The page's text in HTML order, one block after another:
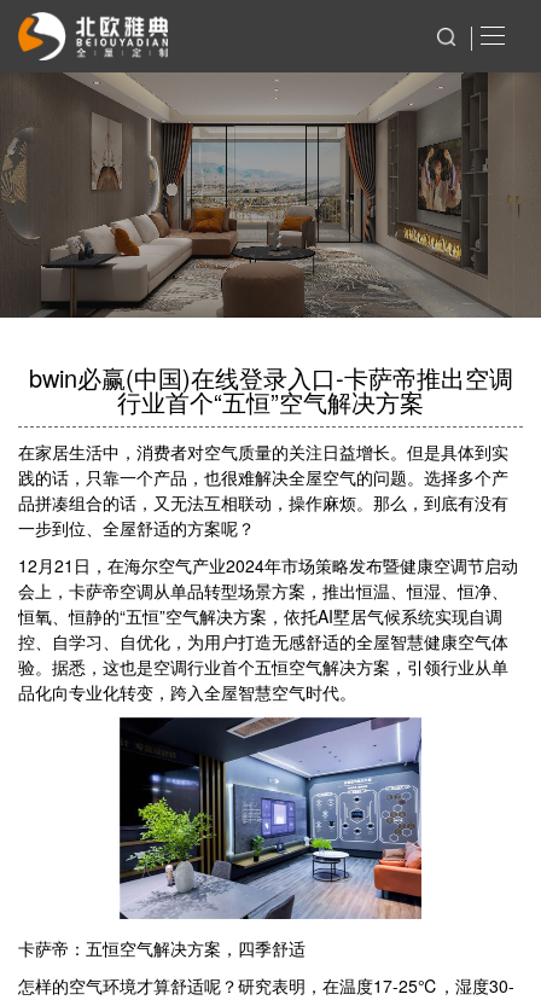
bwin必赢(中国)在线登录入口-卡萨帝推出空调
行业首个“五恒”空气解决方案
在家居生活中，消费者对空气质量的关注日益增长。但是具体到实
践的话，只靠一个产品，也很难解决全屋空气的问题。选择多个产
品拼凑组合的话，又无法互相联动，操作麻烦。那么，到底有没有
一步到位、全屋舒适的方案呢？
12月21日，在海尔空气产业2024年市场策略发布暨健康空调节启动
会上，卡萨帝空调从单品转型场景方案，推出恒温、恒湿、恒净、
恒氧、恒静的“五恒”空气解决方案，依托AI墅居气候系统实现自调
控、自学习、自优化，为用户打造无感舒适的全屋智慧健康空气体
验。据悉，这也是空调行业首个五恒空气解决方案，引领行业从单
品化向专业化转变，跨入全屋智慧空气时代。
卡萨帝：五恒空气解决方案，四季舒适
怎样的空气环境才算舒适呢？研究表明，在温度17-25℃，湿度30-